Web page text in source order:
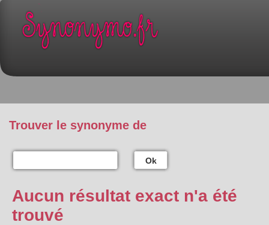
Trouver le synonyme de
Ok
Aucun résultat exact n'a été
trouvé